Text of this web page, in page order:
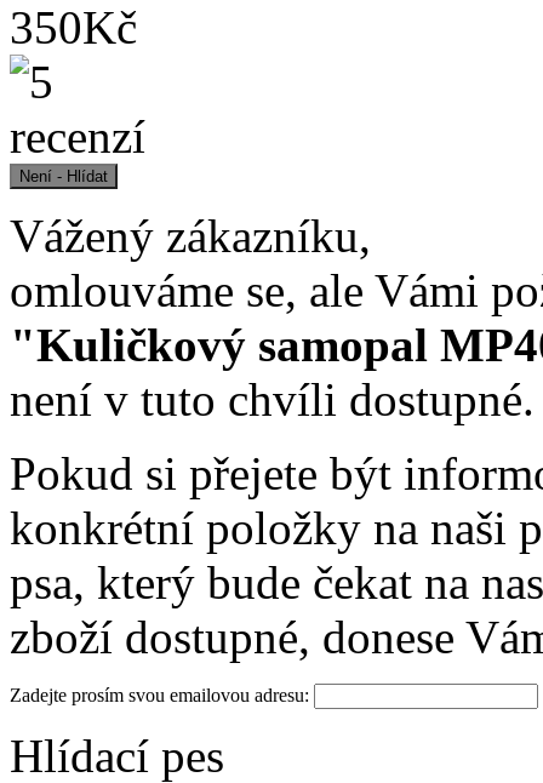
350Kč
Vážený zákazníku,
omlouváme se, ale Vámi
"Kuličkový samopal
není v tuto chvíli dostupné.
Pokud si přejete být
konkrétní položky na naši
psa, který bude čekat na
zboží dostupné, donese
Zadejte prosím svou emailovou adresu:
Hlídací pes